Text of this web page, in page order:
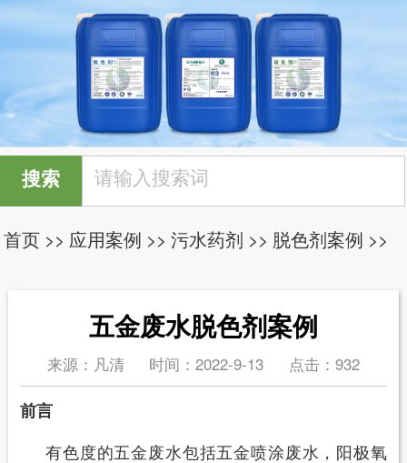
首页 >> 应用案例 >>污水药剂 >> 脱色剂案例 >>
五金废水脱色剂案例
来源：凡清 时间：2022-9-13 点击： 932
前言
有色度的五金废水包括五金喷涂废水，阳极氧